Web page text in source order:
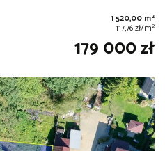
1 520,00 m2
117,76 zł/m2
179 000 zł